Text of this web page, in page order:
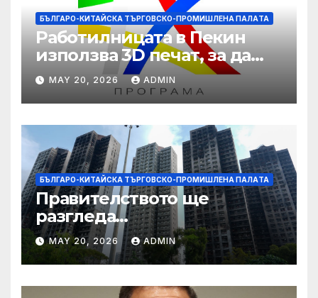
БЪЛГАРО-КИТАЙСКА ТЪРГОВСКО-ПРОМИШЛЕНА ПАЛAТА
Работилницата в Пекин
използва 3D печат, за да
даде възможност на
работниците с увреждания
MAY 20, 2026 ADMIN
БЪЛГАРО-КИТАЙСКА ТЪРГОВСКО-ПРОМИШЛЕНА ПАЛAТА
Правителството ще
разгледа
застрахователните
претенции на Wang Fuk
Court по план за обратно
изкупуване: Хоп
MAY 20, 2026 ADMIN